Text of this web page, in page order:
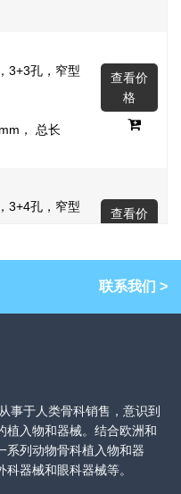
3+3孔，窄型
， 总长
查看价
格
3+4孔，窄型
查看价
4+5孔，窄型
联系我们 >
事于人类骨科销售，意识到
植入物和器械。结合欧洲和
系列动物骨科植入物和器
器械和眼科器械等。